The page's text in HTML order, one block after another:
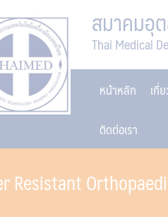
สมาคมอุ
Thai Medical
หน้าหลัก เกี่
ติดต่อเรา
Resistant